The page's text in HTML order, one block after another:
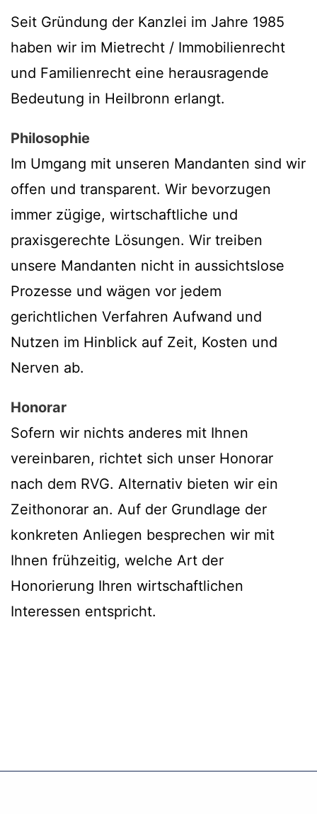
Seit Gründung der Kanzlei im Jahre 1985
haben wir im Mietrecht / Immobilienrecht
und Familienrecht eine herausragende
Bedeutung in Heilbronn erlangt.
Philosophie
Im Umgang mit unseren Mandanten sind wir
offen und transparent. Wir bevorzugen
immer zügige, wirtschaftliche und
praxisgerechte Lösungen. Wir treiben
unsere Mandanten nicht in aussichtslose
Prozesse und wägen vor jedem
gerichtlichen Verfahren Aufwand und
Nutzen im Hinblick auf Zeit, Kosten und
Nerven ab.
Honorar
Sofern wir nichts anderes mit Ihnen
vereinbaren, richtet sich unser Honorar
nach dem RVG. Alternativ bieten wir ein
Zeithonorar an. Auf der Grundlage der
konkreten Anliegen besprechen wir mit
Ihnen frühzeitig, welche Art der
Honorierung Ihren wirtschaftlichen
Interessen entspricht.